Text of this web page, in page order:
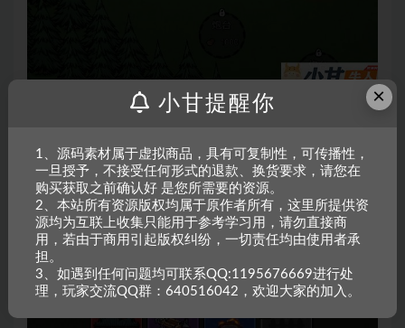
×
小甘提醒你
1、源码素材属于虚拟商品，具有可复制性，可传播性，
一旦授予，不接受任何形式的退款、换货要求，请您在
购买获取之前确认好 是您所需要的资源。
2、本站所有资源版权均属于原作者所有，这里所提供资
源均为互联上收集只能用于参考学习用，请勿直接商
用，若由于商用引起版权纠纷，一切责任均由使用者承
担。
3、如遇到任何问题均可联系QQ:1195676669进行处
理，玩家交流QQ群：640516042，欢迎大家的加入。